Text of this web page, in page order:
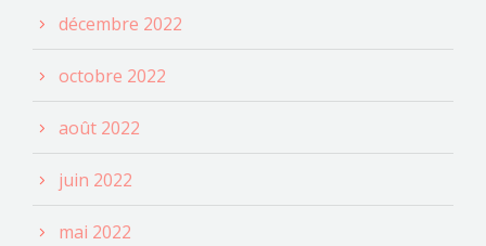
décembre 2022
octobre 2022
août 2022
juin 2022
mai 2022